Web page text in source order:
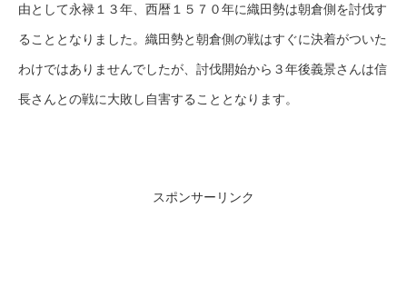
由として永禄１３年、西暦１５７０年に織田勢は朝倉側を討伐す
ることとなりました。織田勢と朝倉側の戦はすぐに決着がついた
わけではありませんでしたが、討伐開始から３年後義景さんは信
長さんとの戦に大敗し自害することとなります。
スポンサーリンク